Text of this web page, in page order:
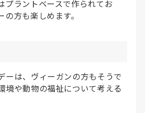
プラントベースで作られてお
の方も楽しめます。
ーは、ヴィーガンの方もそうで
境や動物の福祉について考える